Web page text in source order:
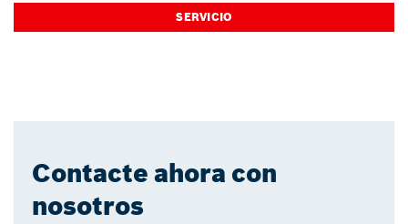
SERVICIO
Contacte ahora con
nosotros